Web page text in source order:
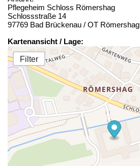
Pflegeheim Schloss Römershag
Schlossstraße 14
97769 Bad Brückenau / OT Römershag
Kartenansicht / Lage:
Filter